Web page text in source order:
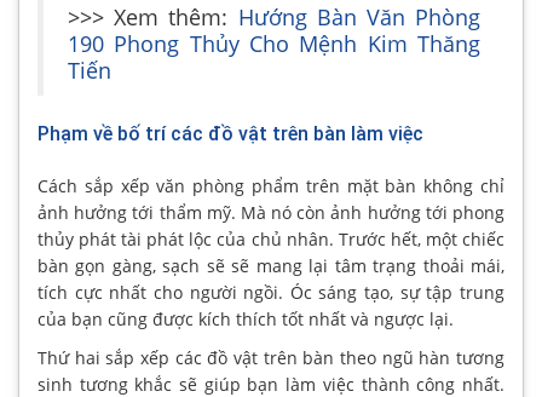
>>> Xem thêm: Hướng Bàn Văn Phòng
190 Phong Thủy Cho Mệnh Kim Thăng
Tiến
Phạm về bố trí các đồ vật trên bàn làm việc
Cách sắp xếp văn phòng phẩm trên mặt bàn không chỉ
ảnh hưởng tới thẩm mỹ. Mà nó còn ảnh hưởng tới phong
thủy phát tài phát lộc của chủ nhân. Trước hết, một chiếc
bàn gọn gàng, sạch sẽ sẽ mang lại tâm trạng thoải mái,
tích cực nhất cho người ngồi. Óc sáng tạo, sự tập trung
của bạn cũng được kích thích tốt nhất và ngược lại.
Thứ hai sắp xếp các đồ vật trên bàn theo ngũ hàn tương
sinh tương khắc sẽ giúp bạn làm việc thành công nhất.